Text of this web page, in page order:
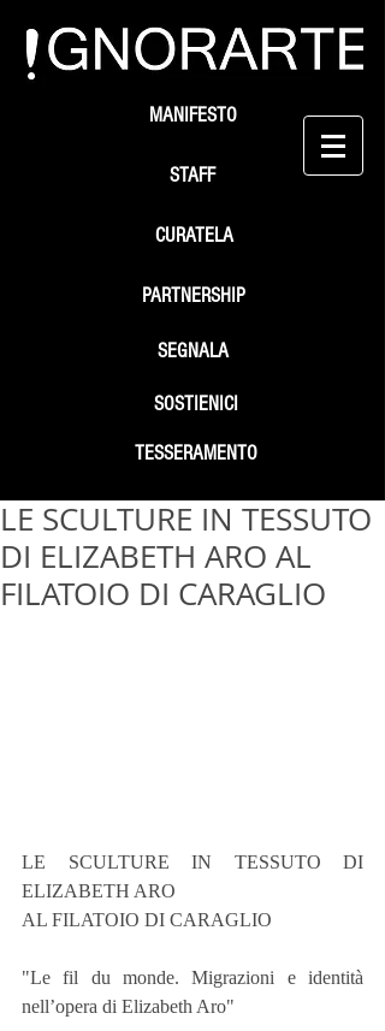
STAFF
SEGNALA
SOSTIENICI
MANIFESTO
PARTNERSHIP
TESSERAMENTO
CURATELA
LE SCULTURE IN TESSUTO
DI ELIZABETH ARO AL
FILATOIO DI CARAGLIO
LE SCULTURE IN TESSUTO DI
ELIZABETH ARO
AL FILATOIO DI CARAGLIO
"Le fil du monde. Migrazioni e identità
nell’opera di Elizabeth Aro"